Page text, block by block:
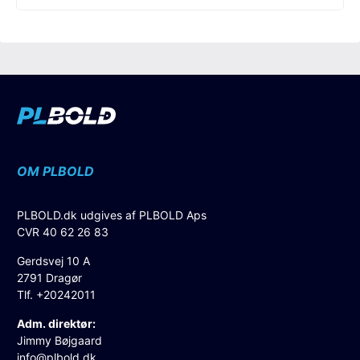
OM PLBOLD
PLBOLD.dk udgives af PLBOLD Aps
CVR 40 62 26 83
Gerdsvej 10 A
2791 Dragør
Tlf. +20242011
Adm. direktør:
Jimmy Bøjgaard
info@plbold.dk